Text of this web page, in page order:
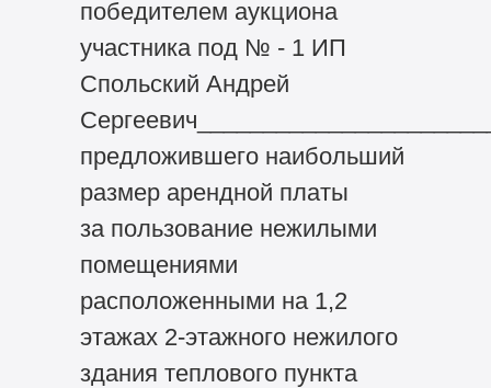
победителем аукциона
участника под № - 1 ИП
Спольский Андрей
предложившего наибольший
размер арендной платы
за пользование нежилыми
помещениями
расположенными на 1,2
этажах 2-этажного нежилого
здания теплового пункта